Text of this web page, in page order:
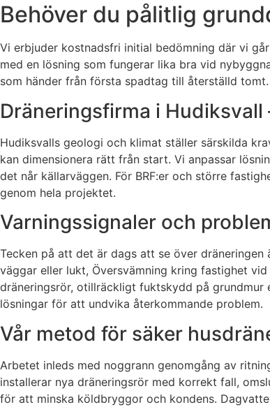
Behöver du pålitlig
Vi erbjuder kostnadsfri initial bedömning där vi
med en lösning som fungerar lika bra vid
som händer från första spadtag till återställd tomt.
Dräneringsfirma i
Hudiksvalls geologi och klimat ställer särskilda
kan dimensionera rätt från start. Vi anpassar
det når källarväggen. För BRF:er och större
genom hela projektet.
Varningssignaler och
Tecken på att det är dags att se över
väggar eller lukt, Översvämning kring fastighet
dräneringsrör, otillräckligt fuktskydd på
lösningar för att undvika återkommande problem.
Vår metod för säker
Arbetet inleds med noggrann genomgång av
installerar nya dräneringsrör med korrekt fall,
för att minska köldbryggor och kondens.